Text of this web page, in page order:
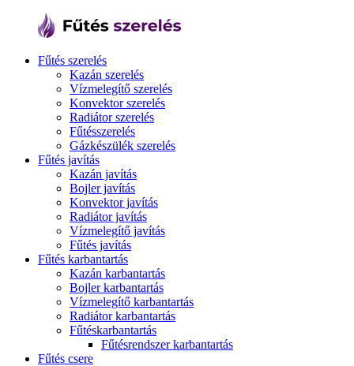
Fűtés szerelés
Kazán szerelés
Vízmelegítő szerelés
Konvektor szerelés
Radiátor szerelés
Fűtésszerelés
Gázkészülék szerelés
Fűtés javítás
Kazán javítás
Bojler javítás
Konvektor javítás
Radiátor javítás
Vízmelegítő javítás
Fűtés javítás
Fűtés karbantartás
Kazán karbantartás
Bojler karbantartás
Vízmelegítő karbantartás
Radiátor karbantartás
Fűtéskarbantartás
Fűtésrendszer karbantartás
Fűtés csere